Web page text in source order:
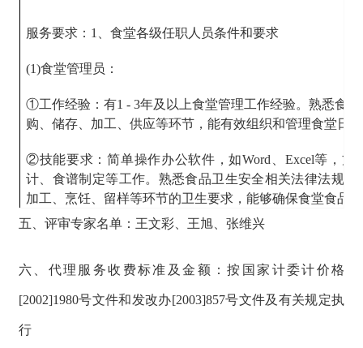
服务要求：1、食堂各级任职人员条件和要求
(1)食堂管理员：
①工作经验：有1 - 3年及以上食堂管理工作经验。熟悉食
购、储存、加工、供应等环节，能有效组织和管理食堂日
②技能要求：简单操作办公软件，如Word、Excel等，方
计、食谱制定等工作。熟悉食品卫生安全相关法律法规和
加工、烹饪、留样等环节的卫生要求，能够确保食堂食品
③身体健康，无传染病、精神病史等，持有有效健康证，
④责任心强，对食堂管理工作认真负责，确保食品安全和
在高强度的工作环境下保持良好的工作状态，应对幼儿园
情况。
五、评审专家名单：王文彩、王旭、张维兴
六、代理服务收费标准及金额：按国家计委计价格
[2002]1980号文件和发改办[2003]857号文件及有关规定执
行